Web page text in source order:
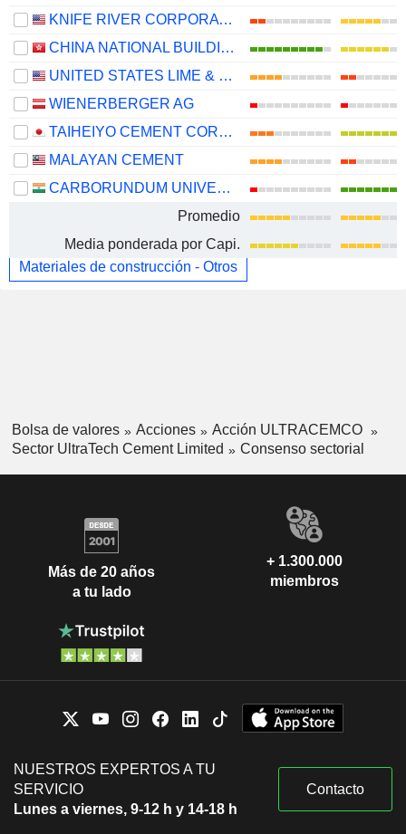
KNIFE RIVER CORPORATION
CHINA NATIONAL BUILDING MATERIAL COMPANY LIMITED
UNITED STATES LIME & MINERALS, INC.
WIENERBERGER AG
TAIHEIYO CEMENT CORPORATION
MALAYAN CEMENT
CARBORUNDUM UNIVERSAL LIMITED
Promedio
Media ponderada por Capi.
Materiales de construcción - Otros
Bolsa de valores Acciones
Acción ULTRACEMCO
Sector UltraTech Cement Limited
Consenso sectorial
Más de 20 años
a tu lado
+ 1.300.000
miembros
NUESTROS EXPERTOS A TU
SERVICIO
Lunes a viernes, 9-12 h y 14-18 h
Contacto